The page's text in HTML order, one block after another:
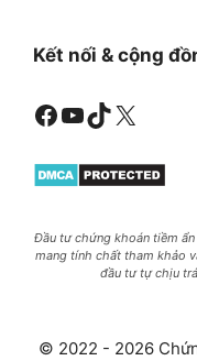
Kết nối & cộng
Facebook
Youtube
TikTok
X
Đầu tư chứng khoán tiềm
mang tính chất tham khảo
đầu tư tự chịu
© 2022 - 2026